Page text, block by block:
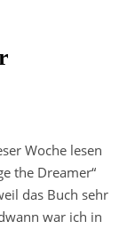
Woche lesen
the Dreamer“
das Buch sehr
war ich in